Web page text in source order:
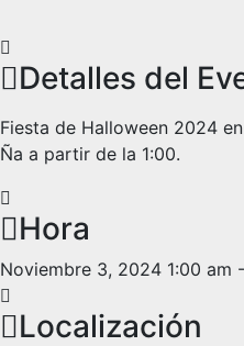
Detalles del
Fiesta de Halloween 2024
Ña a partir de la 1:00.
Hora
Noviembre 3, 2024 1:00 am -
Localización